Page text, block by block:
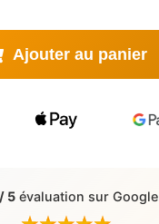
Ajouter au panier
5évaluation sur Google